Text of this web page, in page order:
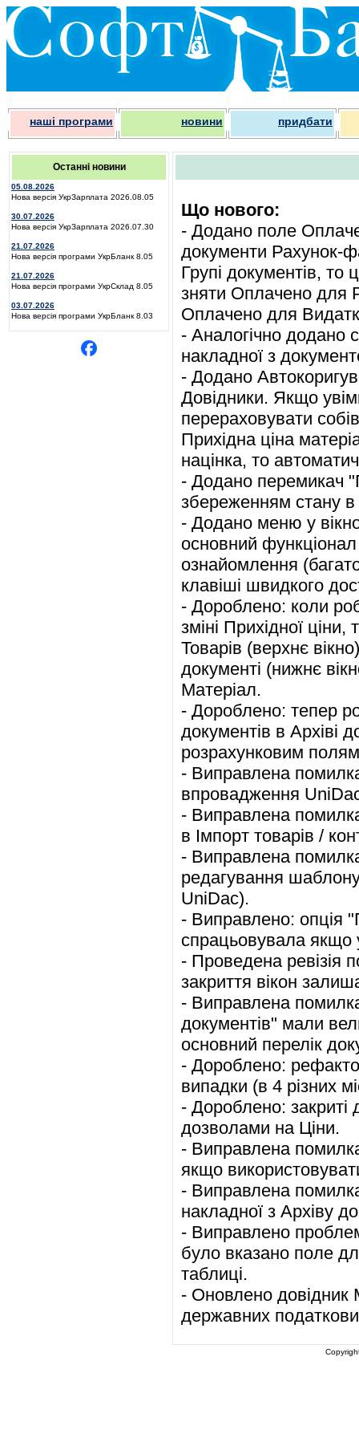
наші програми новини придбати
Останні новини
05.08.2026
Нова версія УкрЗарплата 2026.08.05
30.07.2026
Нова версія УкрЗарплата 2026.07.30
21.07.2026
Нова версія програми УкрБланк 8.05
21.07.2026
Нова версія програми УкрСклад 8.05
03.07.2026
Нова версія програми УкрБланк 8.03
Що нового:
- Додано поле
документи Рахунок-
Групі документів, то
зняти Оплачено для
Оплачено для
- Аналогічно додано
накладної з
- Додано
Довідники. Якщо
перераховувати
Прихідна ціна
націнка, то
- Додано перемикач
збереженням стану
- Додано меню у
основний функціонал
ознайомлення (багато
клавіші швидкого
- Дороблено: коли
зміні Прихідної
Товарів (верхнє
документі (нижнє
Матеріал.
- Дороблено: тепер
документів в Архіві
розрахунковим
- Виправлена
впровадження
- Виправлена
в Імпорт товарів /
- Виправлена
редагування
UniDac).
- Виправлено: опція
спрацьовувала якщо
- Проведена ревізія
закриття вікон
- Виправлена
документів" мали
основний перелік
- Дороблено:
випадки (в 4 різних
- Дороблено: закриті
дозволами на Ціни.
- Виправлена
якщо
- Виправлена
накладної з Архіву
- Виправлено
було вказано поле
таблиці.
- Оновлено довідник
державних